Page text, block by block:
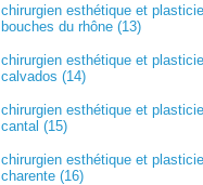
chirurgien esthétique et
bouches du rhône (13)
chirurgien esthétique et
calvados (14)
chirurgien esthétique et
cantal (15)
chirurgien esthétique et
charente (16)